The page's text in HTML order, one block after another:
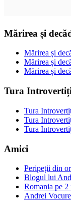
Mărirea și
Mărirea și
Mărirea și
Mărirea și
Tura
Tura
Tura
Tura
Amici
Peripeții din
Blogul lui
Romania pe 2
Andrei